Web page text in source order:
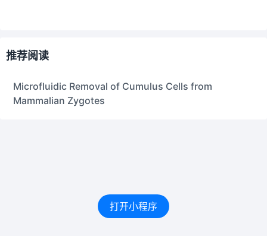
推荐阅读
Microfluidic Removal of Cumulus Cells from
Mammalian Zygotes
打开小程序